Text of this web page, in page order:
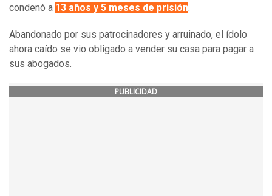
condenó a 13 años y 5 meses de prisión.
Abandonado por sus patrocinadores y arruinado, el ídolo
ahora caído se vio obligado a vender su casa para pagar a
sus abogados.
PUBLICIDAD